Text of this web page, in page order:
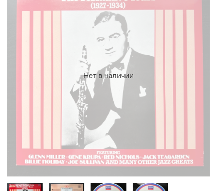
Нет в наличии